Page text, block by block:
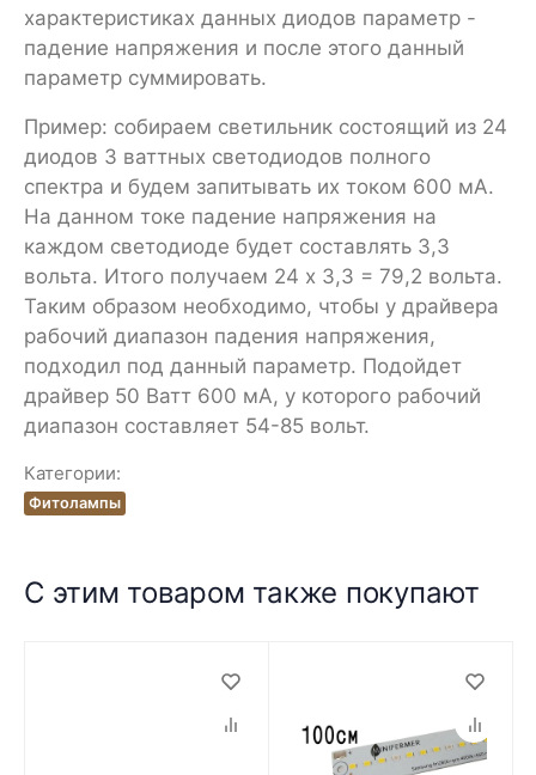
характеристиках данных диодов параметр -
падение напряжения и после этого данный
параметр суммировать.
Пример: собираем светильник состоящий из 24
диодов 3 ваттных светодиодов полного
спектра и будем запитывать их током 600 мА.
На данном токе падение напряжения на
каждом светодиоде будет составлять 3,3
вольта. Итого получаем 24 х 3,3 = 79,2 вольта.
Таким образом необходимо, чтобы у драйвера
рабочий диапазон падения напряжения,
подходил под данный параметр. Подойдет
драйвер 50 Ватт 600 мА, у которого рабочий
диапазон составляет 54-85 вольт.
Категории:
Фитолампы
С этим товаром также покупают